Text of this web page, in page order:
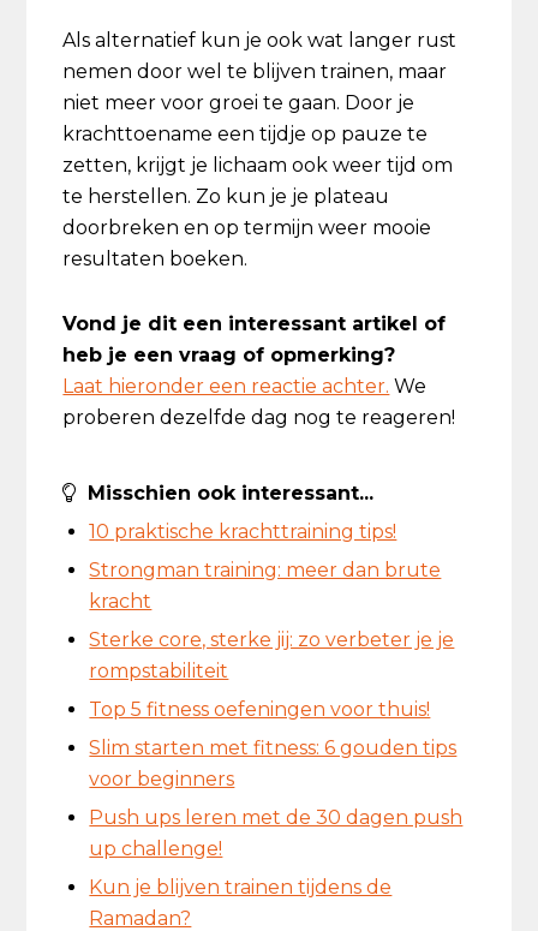
Als alternatief kun je ook wat langer rust
nemen door wel te blijven trainen, maar
niet meer voor groei te gaan. Door je
krachttoename een tijdje op pauze te
zetten, krijgt je lichaam ook weer tijd om
te herstellen. Zo kun je je plateau
doorbreken en op termijn weer mooie
resultaten boeken.
Vond je dit een interessant artikel of
heb je een vraag of opmerking?
Laat hieronder een reactie achter. We
proberen dezelfde dag nog te reageren!
Misschien ook interessant...
10 praktische krachttraining tips!
Strongman training: meer dan brute
kracht
Sterke core, sterke jij: zo verbeter je je
rompstabiliteit
Top 5 fitness oefeningen voor thuis!
Slim starten met fitness: 6 gouden tips
voor beginners
Push ups leren met de 30 dagen push
up challenge!
Kun je blijven trainen tijdens de
Ramadan?